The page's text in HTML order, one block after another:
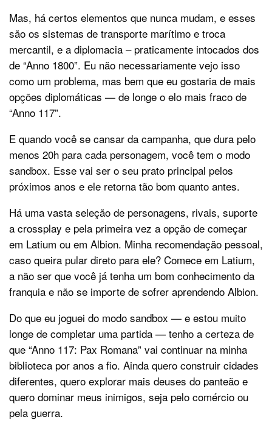
Mas, há certos elementos que nunca mudam, e esses
são os sistemas de transporte marítimo e troca
mercantil, e a diplomacia – praticamente intocados dos
de “Anno 1800”. Eu não necessariamente vejo isso
como um problema, mas bem que eu gostaria de mais
opções diplomáticas — de longe o elo mais fraco de
“Anno 117”.
E quando você se cansar da campanha, que dura pelo
menos 20h para cada personagem, você tem o modo
sandbox. Esse vai ser o seu prato principal pelos
próximos anos e ele retorna tão bom quanto antes.
Há uma vasta seleção de personagens, rivais, suporte
a crossplay e pela primeira vez a opção de começar
em Latium ou em Albion. Minha recomendação pessoal,
caso queira pular direto para ele? Comece em Latium,
a não ser que você já tenha um bom conhecimento da
franquia e não se importe de sofrer aprendendo Albion.
Do que eu joguei do modo sandbox — e estou muito
longe de completar uma partida — tenho a certeza de
que “Anno 117: Pax Romana” vai continuar na minha
biblioteca por anos a fio. Ainda quero construir cidades
diferentes, quero explorar mais deuses do panteão e
quero dominar meus inimigos, seja pelo comércio ou
pela guerra.